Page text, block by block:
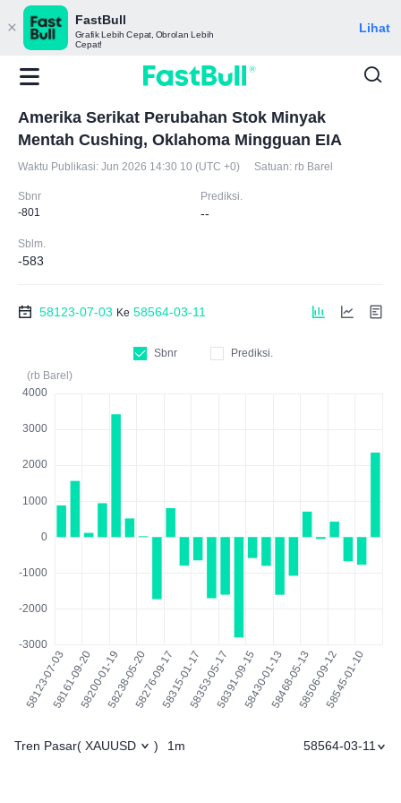
FastBull
Grafik Lebih Cepat, Obrolan Lebih
Cepat!
Lihat
Amerika Serikat Perubahan Stok Minyak
Mentah Cushing, Oklahoma Mingguan EIA
Waktu Publikasi: Jun 2026 14:30 10 (UTC +0) Satuan: rb Barel
Sbnr
-801
Prediksi.
--
Sblm.
-583
58123-07-03 Ke 58564-03-11
Sbnr
Prediksi.
(rb Barel)
Tren Pasar( XAUUSD ) 1m 58564-03-11